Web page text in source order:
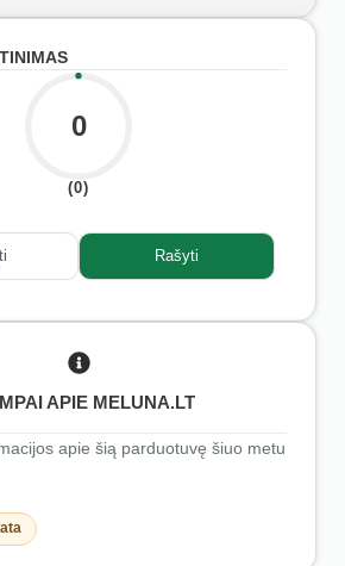
0
(0)
Rašyti
APIE MELUNA.LT
apie šią parduotuvę šiuo metu